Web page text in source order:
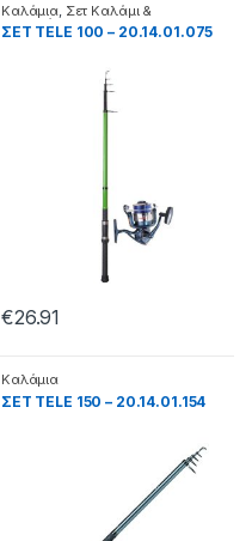
Καλάμια Σετ Καλάμι &
Μηχανάκι
ΣΕΤ TELE 100 – 20.14.01.075
€26.91
Καλάμια
ΣΕΤ TELE 150 – 20.14.01.154